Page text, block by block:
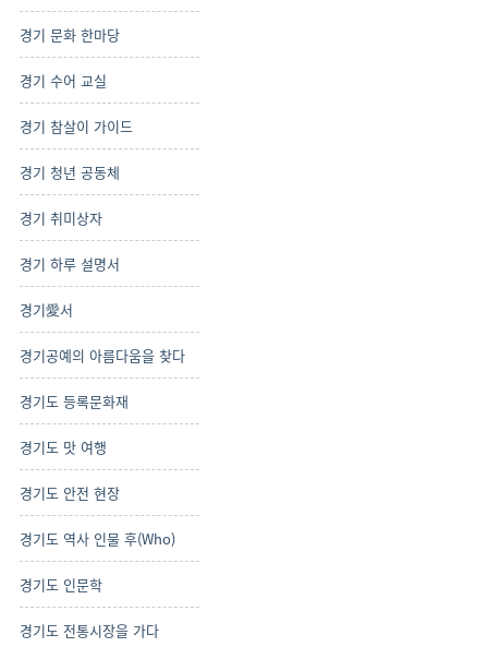
경기 문화 한마당
경기 수어 교실
경기 참살이 가이드
경기 청년 공동체
경기 취미상자
경기 하루 설명서
경기愛서
경기공예의 아름다움을 찾다
경기도 등록문화재
경기도 맛 여행
경기도 안전 현장
경기도 역사 인물 후(Who)
경기도 인문학
경기도 전통시장을 가다